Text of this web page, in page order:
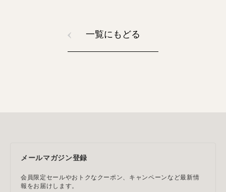
一覧にもどる
メールマガジン登録
会員限定セールやおトクなクーポン、キャンペーンなど最新情
報をお届けします。